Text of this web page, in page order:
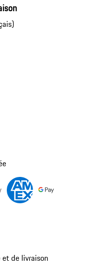
de livraison